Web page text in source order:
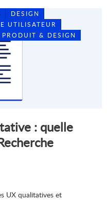
DESIGN
UTILISATEUR
PRODUIT & DESIGN
: quelle
UX qualitatives et